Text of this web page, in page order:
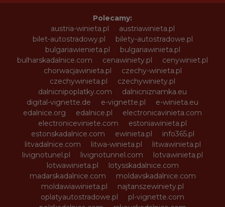
Polecamy:
austria-winieta.pl
austriawinieta.pl
bilet-autostradowy.pl
bilety-autostradowe.pl
bulgariawienieta.pl
bulgariawinieta.pl
bulharskadalnice.com
cenawiniety.pl
cenywiniet.pl
chorwacjawinieta.pl
czechy-winieta.pl
czechywinieta.pl
czechywiniety.pl
dalnicnipoplatky.com
dalnicniznamka.eu
digital-vignette.de
e-vignette.pl
e-winieta.eu
edalnice.org
edalnice.pl
electronicavinieta.com
electroniceviniete.com
estoniawinieta.pl
estonskadalnice.com
ewinieta.pl
info365.pl
litvadalnice.com
litwa-winieta.pl
litwawinieta.pl
livignotunel.pl
livignotunnel.com
lotvawinieta.pl
lotwawinieta.pl
lotysskadalnice.com
madarskadalnice.com
moldavskadalnice.com
moldawiawinieta.pl
najtanszewiniety.pl
oplatyautostradowe.pl
pl-vignette.com